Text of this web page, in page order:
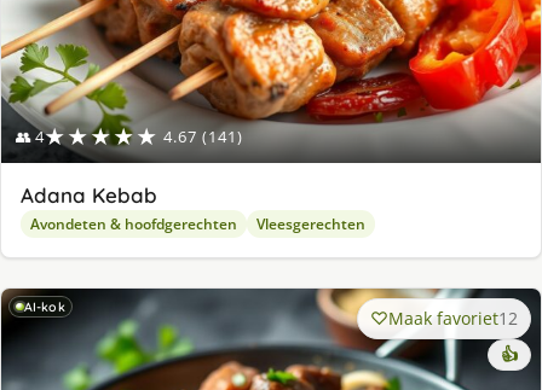
👥 4★★★★★ 4.67 (141)
Adana Kebab
Avondeten & hoofdgerechten Vleesgerechten
AI-kok Maak favoriet12
👍